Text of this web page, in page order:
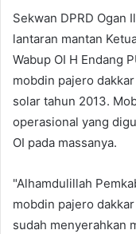
Sekwan DPRD Ogan
lantaran mantan
Wabup OI H Endang
mobdin pajero
solar tahun 2013.
operasional yang
OI pada massanya.
"Alhamdulillah
mobdin pajero
sudah menyerahkan